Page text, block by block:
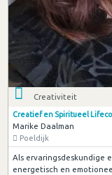
Creativiteit
Creatief en Spiritueel
Marike Daalman
Poeldijk
Als ervaringsdeskundige
energetisch en